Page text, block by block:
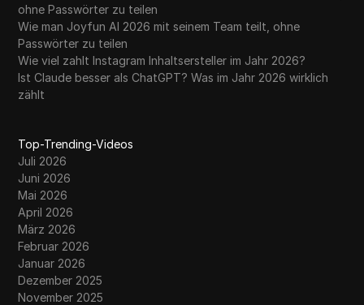
ohne Passwörter zu teilen
Wie man Joyfun AI 2026 mit seinem Team teilt, ohne
Passwörter zu teilen
Wie viel zahlt Instagram Inhaltsersteller im Jahr 2026?
Ist Claude besser als ChatGPT? Was im Jahr 2026 wirklich
zählt
Top-Trending-Videos
Juli 2026
Juni 2026
Mai 2026
April 2026
März 2026
Februar 2026
Januar 2026
Dezember 2025
November 2025